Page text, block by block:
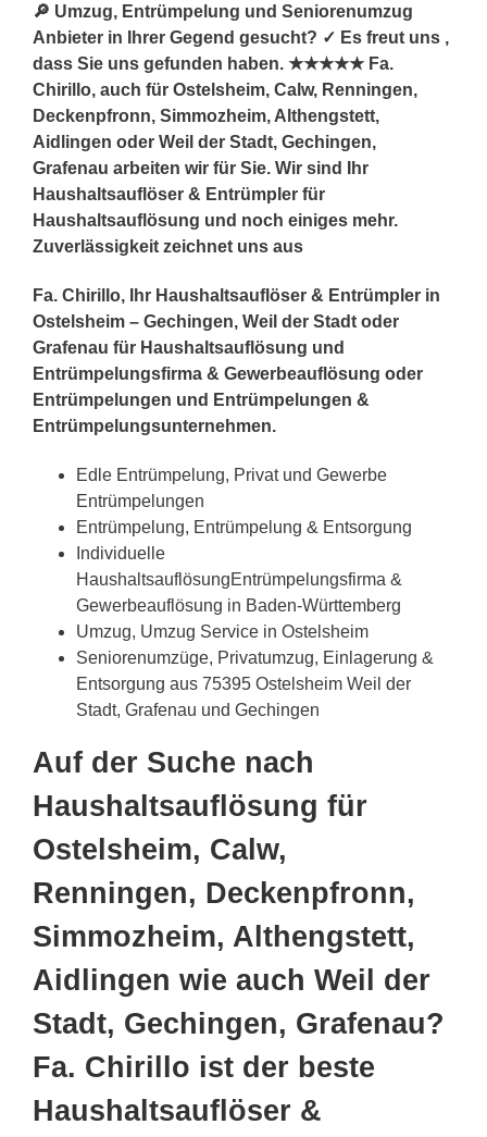
🔎 Umzug, Entrümpelung und Seniorenumzug
Anbieter in Ihrer Gegend gesucht? ✓ Es freut uns ,
dass Sie uns gefunden haben. ★★★★★ Fa.
Chirillo, auch für Ostelsheim, Calw, Renningen,
Deckenpfronn, Simmozheim, Althengstett,
Aidlingen oder Weil der Stadt, Gechingen,
Grafenau arbeiten wir für Sie. Wir sind Ihr
Haushaltsauflöser & Entrümpler für
Haushaltsauflösung und noch einiges mehr.
Zuverlässigkeit zeichnet uns aus
Fa. Chirillo, Ihr Haushaltsauflöser & Entrümpler in
Ostelsheim – Gechingen, Weil der Stadt oder
Grafenau für Haushaltsauflösung und
Entrümpelungsfirma & Gewerbeauflösung oder
Entrümpelungen und Entrümpelungen &
Entrümpelungsunternehmen.
Edle Entrümpelung, Privat und Gewerbe
Entrümpelungen
Entrümpelung, Entrümpelung & Entsorgung
Individuelle
HaushaltsauflösungEntrümpelungsfirma &
Gewerbeauflösung in Baden-Württemberg
Umzug, Umzug Service in Ostelsheim
Seniorenumzüge, Privatumzug, Einlagerung &
Entsorgung aus 75395 Ostelsheim Weil der
Stadt, Grafenau und Gechingen
Auf der Suche nach
Haushaltsauflösung für
Ostelsheim, Calw,
Renningen, Deckenpfronn,
Simmozheim, Althengstett,
Aidlingen wie auch Weil der
Stadt, Gechingen, Grafenau?
Fa. Chirillo ist der beste
Haushaltsauflöser &